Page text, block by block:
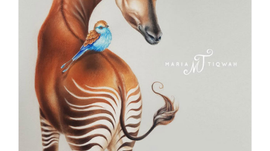
UITGELICHT VOOR LICENTIE